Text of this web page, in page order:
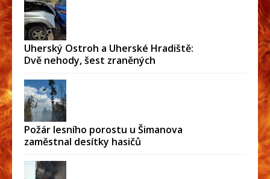
Uherský Ostroh a Uherské Hradiště:
Dvě nehody, šest zraněných
Požár lesního porostu u Šimanova
zaměstnal desítky hasičů